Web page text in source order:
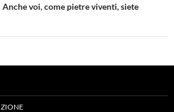
voi, come pietre viventi, siete